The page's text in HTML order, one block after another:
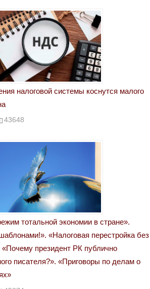
налоговой системы коснутся малого
43648
тотальной экономии в стране».
«Налоговая перестройка без
президент РК публично
писателя?». «Приговоры по делам о